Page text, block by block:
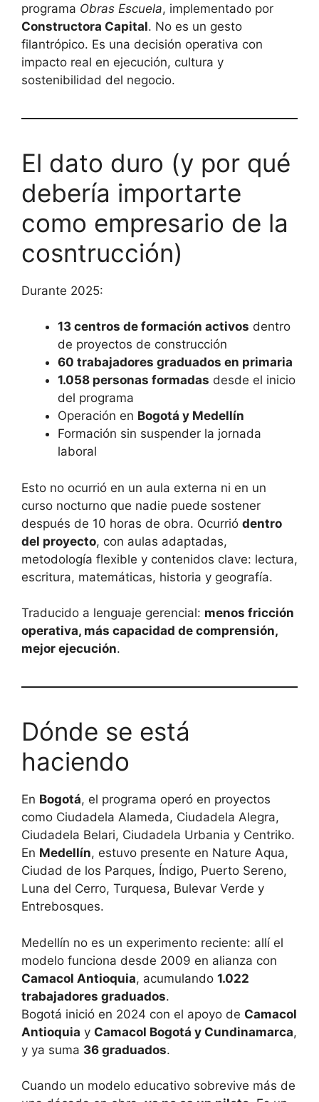
programa Obras Escuela, implementado por
Constructora Capital. No es un gesto
filantrópico. Es una decisión operativa con
impacto real en ejecución, cultura y
sostenibilidad del negocio.
El dato duro (y por qué
debería importarte
como empresario de la
cosntrucción)
Durante 2025:
13 centros de formación activos dentro
de proyectos de construcción
60 trabajadores graduados en primaria
1.058 personas formadas desde el inicio
del programa
Operación en Bogotá y Medellín
Formación sin suspender la jornada
laboral
Esto no ocurrió en un aula externa ni en un
curso nocturno que nadie puede sostener
después de 10 horas de obra. Ocurrió dentro
del proyecto, con aulas adaptadas,
metodología flexible y contenidos clave: lectura,
escritura, matemáticas, historia y geografía.
Traducido a lenguaje gerencial: menos fricción
operativa, más capacidad de comprensión,
mejor ejecución.
Dónde se está
haciendo
En Bogotá, el programa operó en proyectos
como Ciudadela Alameda, Ciudadela Alegra,
Ciudadela Belari, Ciudadela Urbania y Centriko.
En Medellín, estuvo presente en Nature Aqua,
Ciudad de los Parques, Índigo, Puerto Sereno,
Luna del Cerro, Turquesa, Bulevar Verde y
Entrebosques.
Medellín no es un experimento reciente: allí el
modelo funciona desde 2009 en alianza con
Camacol Antioquia, acumulando 1.022
trabajadores graduados.
Bogotá inició en 2024 con el apoyo de Camacol
Antioquia y Camacol Bogotá y Cundinamarca,
y ya suma 36 graduados.
Cuando un modelo educativo sobrevive más de